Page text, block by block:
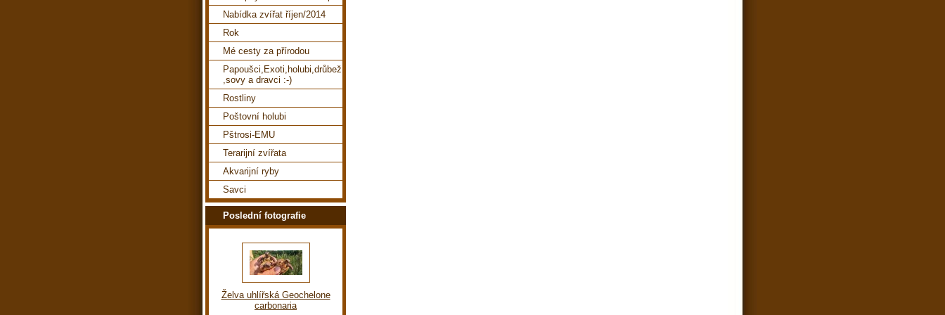
Nabídka zvířat říjen/2014
Rok
Mé cesty za přírodou
Papoušci,Exoti,holubi,drůbež
,sovy a dravci :-)
Rostliny
Poštovní holubi
Pštrosi-EMU
Terarijní zvířata
Akvarijní ryby
Savci
Poslední fotografie
Želva uhlířská Geochelone
carbonaria